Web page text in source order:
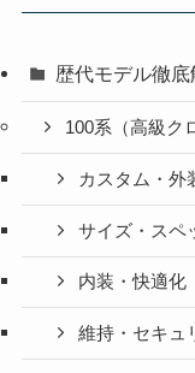
歴代モデル徹底
100系（高級ク
カスタム・外
サイズ・スペ
内装・快適化
維持・セキュ